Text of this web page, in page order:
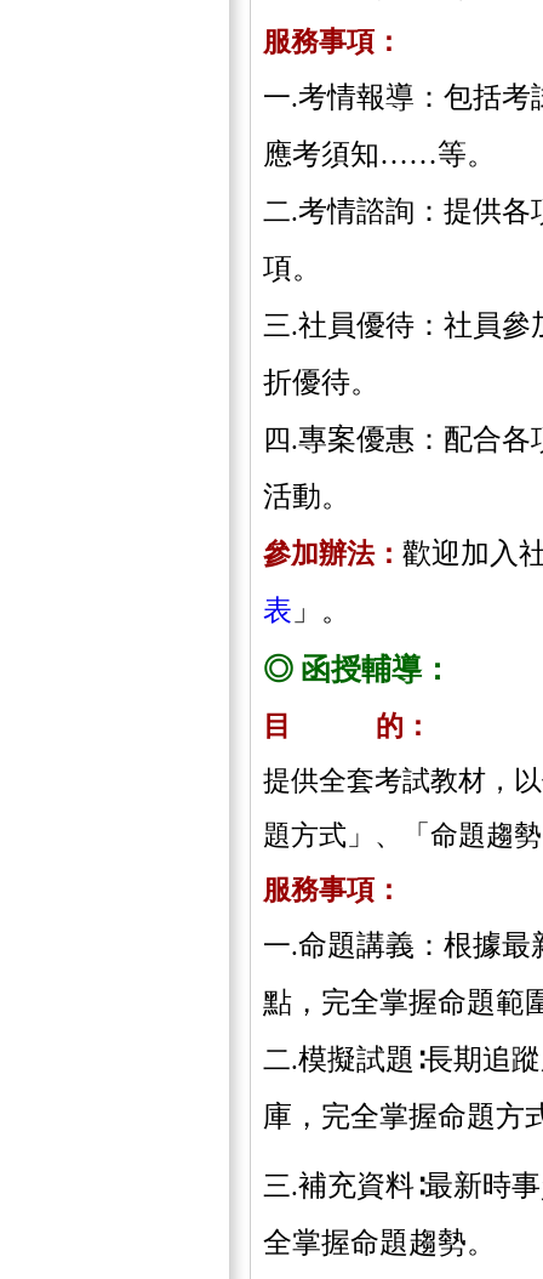
服務事項：
一.考情報導：包括考
應考須知……等。
二.考情諮詢：提供各
項。
三.社員優待：社員參
折優待。
四.專案優惠：配合各
活動。
參加辦法： 歡迎加入
表 」。
◎ 函授輔導：
目 的：
提供全套考試教材，
題方式」、「命題趨
服務事項：
一.命題講義：根據最
點，完全掌握命題範
二.模擬試題∶長期追
庫，完全掌握命題方
三.補充資料∶最新時
全掌握命題趨勢。